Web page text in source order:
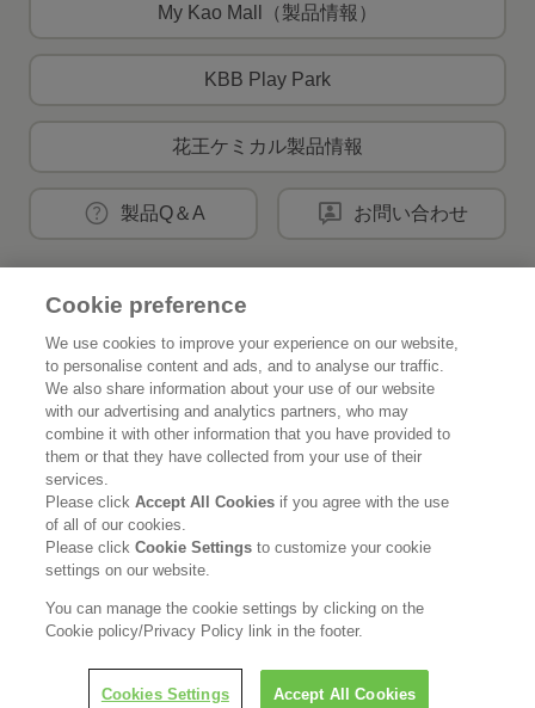
My Kao Mall（製品情報）
KBB Play Park
花王ケミカル製品情報
製品Q＆A お問い合わせ
花王公式SNSアカウント
Home 花王について
サステナビリティ イノベーション
ブランド 投資家情報
ニュースルーム 採用情報
Cookie preference
We use cookies to improve your experience on our website,
to personalise content and ads, and to analyse our traffic.
We also share information about your use of our website
with our advertising and analytics partners, who may
combine it with other information that you have provided to
them or that they have collected from your use of their
services.
Please clickAccept All Cookies if you agree with the use
of all of our cookies.
Please clickCookie Settingsto customize your cookie
settings on our website.
You can manage the cookie settings by clicking on the
Cookie policy/Privacy Policy link in the footer.
Cookies Settings Accept All Cookies